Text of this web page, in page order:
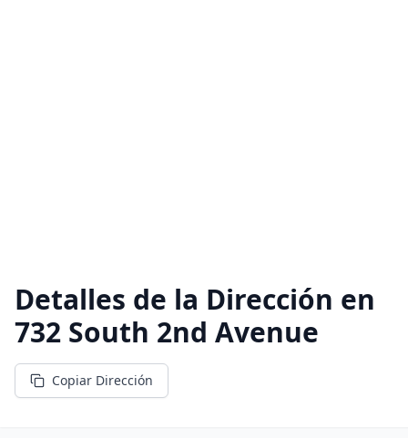
Detalles de la Dirección en
732 South 2nd Avenue
Copiar Dirección